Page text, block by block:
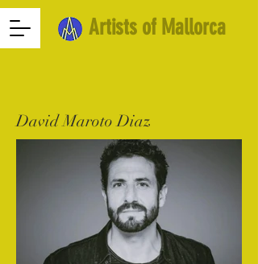
Artists of Mallorca
David Maroto Diaz